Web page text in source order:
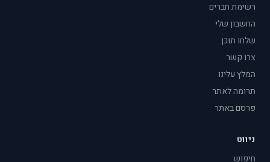
רשימת חברים
החשבון שלי
שלחו תוכן
צרו קשר
המלץ עלינו
תרומה לאתר
פרסם באתר
ניווט
חיפוש